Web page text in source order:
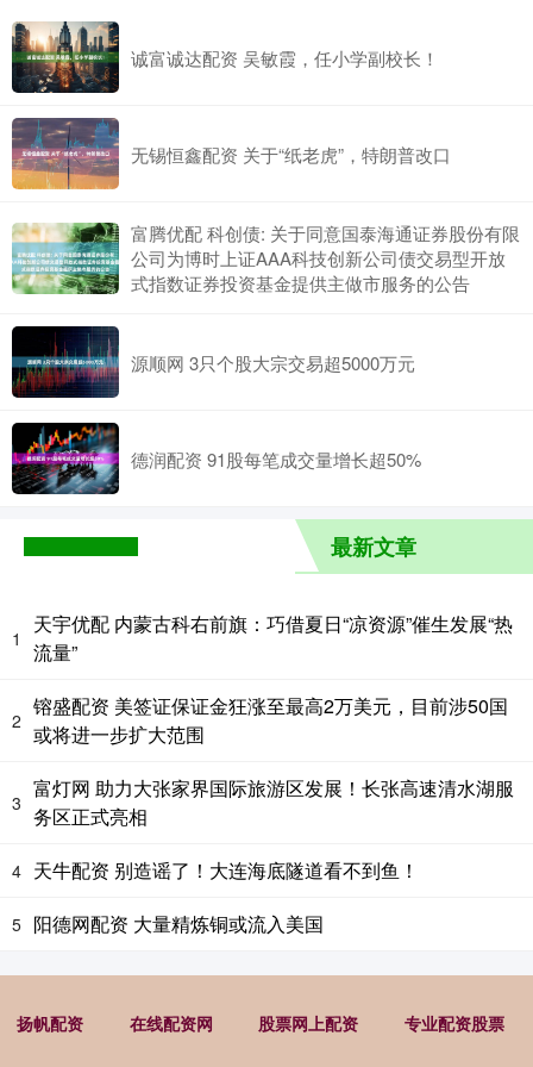
诚富诚达配资 吴敏霞，任小学副校长！
无锡恒鑫配资 关于“纸老虎”，特朗普改口
富腾优配 科创债: 关于同意国泰海通证券股份有限
公司为博时上证AAA科技创新公司债交易型开放
式指数证券投资基金提供主做市服务的公告
源顺网 3只个股大宗交易超5000万元
德润配资 91股每笔成交量增长超50%
最新文章
1
天宇优配 内蒙古科右前旗：巧借夏日“凉资源”催生发展“热
流量”
2
镕盛配资 美签证保证金狂涨至最高2万美元，目前涉50国
或将进一步扩大范围
3
富灯网 助力大张家界国际旅游区发展！长张高速清水湖服
务区正式亮相
4 天牛配资 别造谣了！大连海底隧道看不到鱼！
5 阳德网配资 大量精炼铜或流入美国
扬帆配资 在线配资网 股票网上配资 专业配资股票